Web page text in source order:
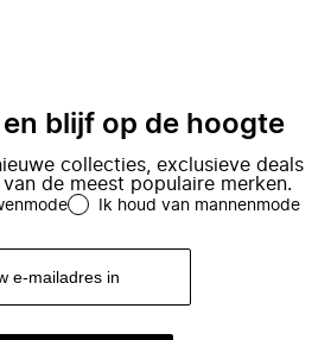
en blijf op de hoogte
collecties, exclusieve deals
de meest populaire merken.
Ik houd van mannenmode